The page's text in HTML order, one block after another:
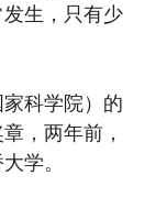
生，只有少
科学院）的
，两年前，
学。